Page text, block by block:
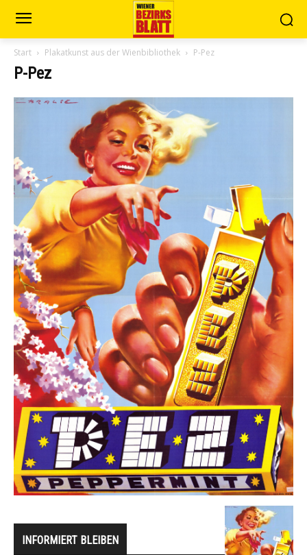
Start Plakatkunst aus der Wienbibliothek P-Pez
P-Pez
INFORMIERT BLEIBEN